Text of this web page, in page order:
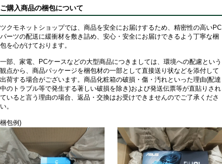
ご購入商品の梱包について
ツクモネットショップでは、商品を安全にお届けするため、精密性の高いPC
パーツの配送に緩衝材を敷き詰め、安心・安全にお届けできるよう丁寧な梱
包を心がけております。
一部、家電、PCケースなどの大型商品につきましては、環境への配慮という
観点から、商品パッケージを梱包材の一部として直接送り状などを添付して
出荷する場合がございます。商品化粧箱の破損・傷・汚れといった理由(配達
中のトラブル等で発生する著しい破損を除き)および発送伝票等が直貼りされ
ていると言う理由の場合、返品・交換はお受けできませんのでご了承くださ
い。
梱包例)